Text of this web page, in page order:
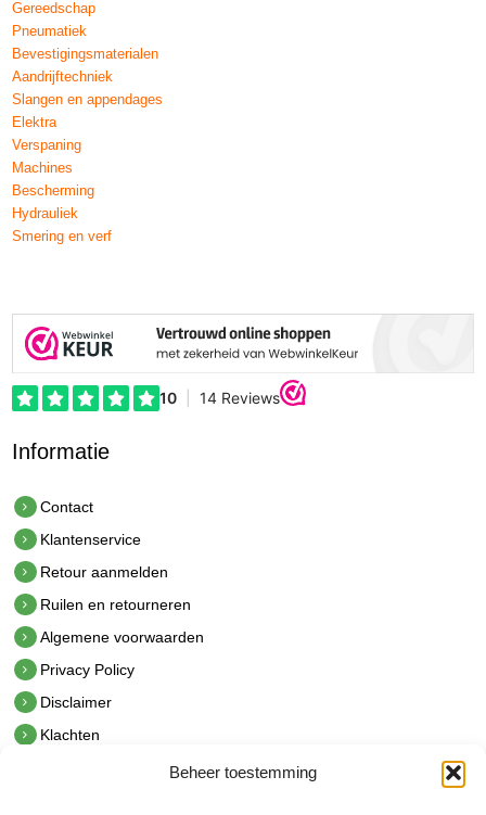
Beheer toestemming
Gereedschap
Pneumatiek
Bevestigingsmaterialen
Aandrijftechniek
Slangen en appendages
Elektra
Verspaning
Machines
Bescherming
Hydrauliek
Smering en verf
Informatie
Contact
Klantenservice
Retour aanmelden
Ruilen en retourneren
Algemene voorwaarden
Privacy Policy
Disclaimer
Klachten